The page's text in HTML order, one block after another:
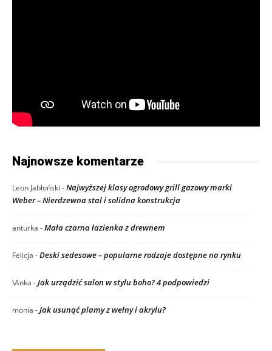
Najnowsze komentarze
Leon Jabłoński -Najwyższej klasy ogrodowy grill gazowy marki
Weber – Nierdzewna stal i solidna konstrukcja
anturka -Mała czarna łazienka z drewnem
Felicja -Deski sedesowe – popularne rodzaje dostępne na rynku
\Anka -Jak urządzić salon w stylu boho? 4 podpowiedzi
monia -Jak usunąć plamy z wełny i akrylu?